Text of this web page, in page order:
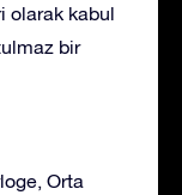
olarak kabul
bir
Orta